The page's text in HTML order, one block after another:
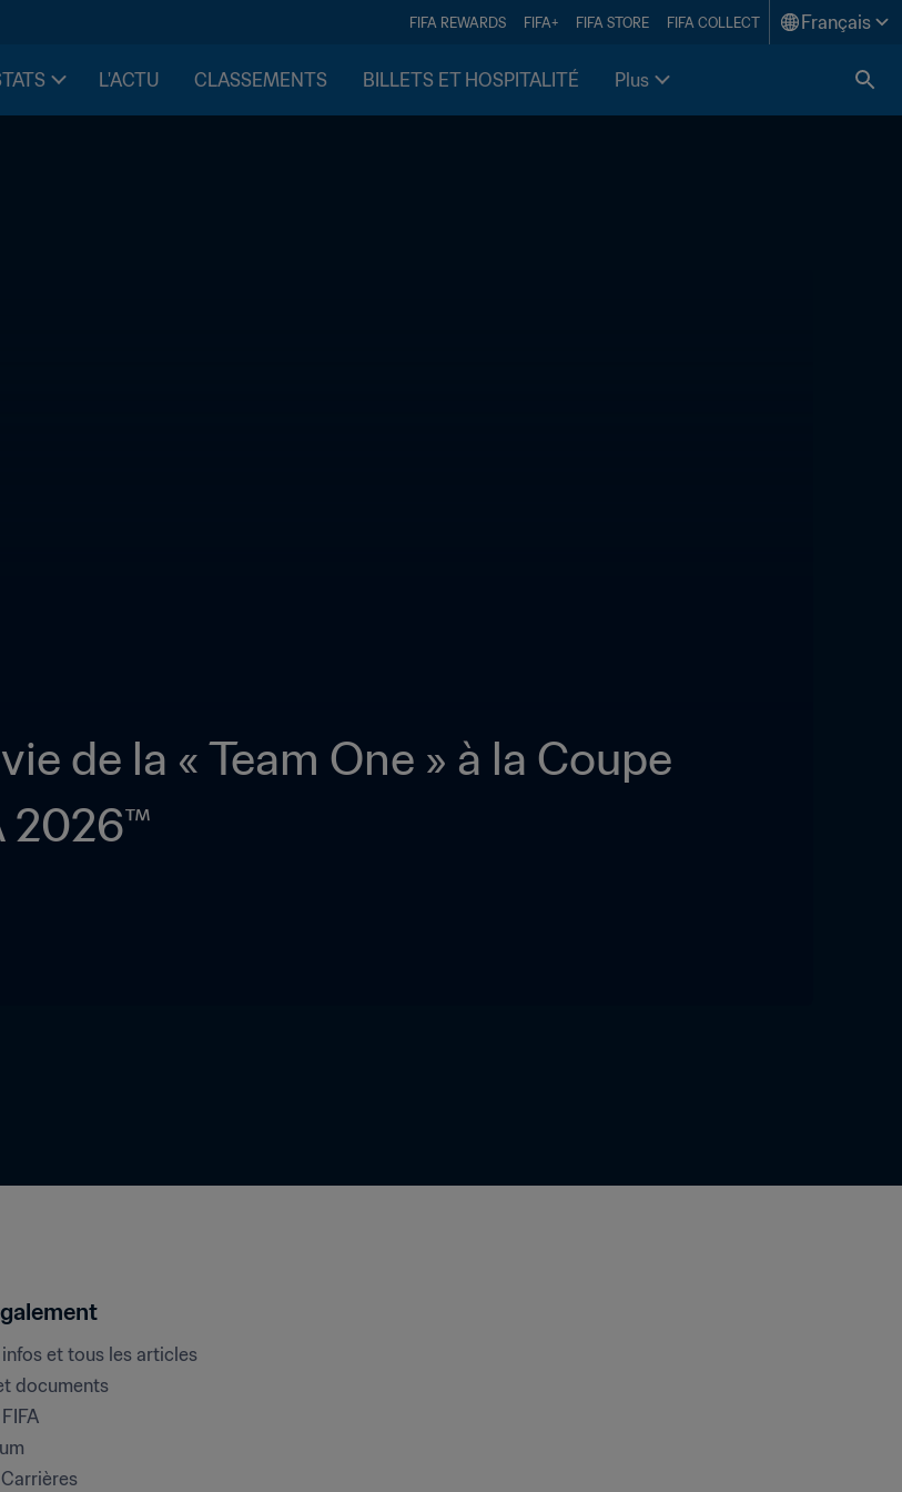
FIFA REWARDS FIFA+ FIFA STORE FIFA COLLECT Français
L'ACTU CLASSEMENTS BILLETS ET HOSPITALITÉ Plus
de la « Team One » à la Coupe
2026™
et tous les articles
documents